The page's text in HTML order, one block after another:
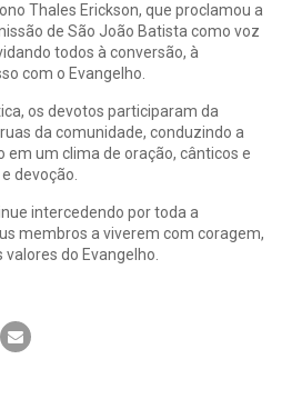
Thales Erickson, que proclamou a
de São João Batista como voz
todos à conversão, à
com o Evangelho.
os devotos participaram da
da comunidade, conduzindo a
um clima de oração, cânticos e
devoção.
intercedendo por toda a
membros a viverem com coragem,
do Evangelho.